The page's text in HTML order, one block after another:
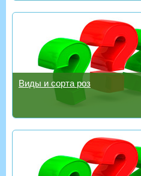
Виды и сорта роз